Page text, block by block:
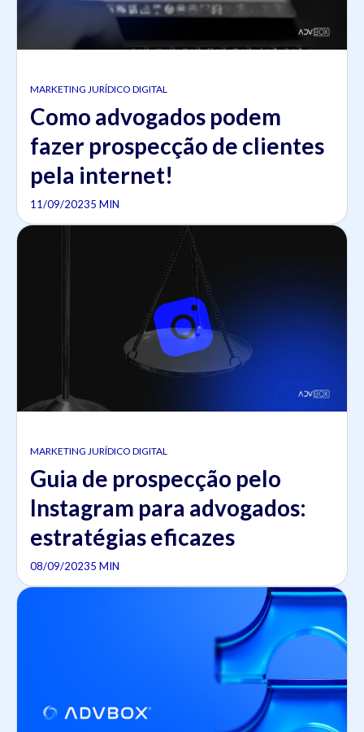
MARKETING JURÍDICO DIGITAL
Como advogados podem
fazer prospecção de clientes
pela internet!
11/09/20235 MIN
MARKETING JURÍDICO DIGITAL
Guia de prospecção pelo
Instagram para advogados:
estratégias eficazes
08/09/20235 MIN